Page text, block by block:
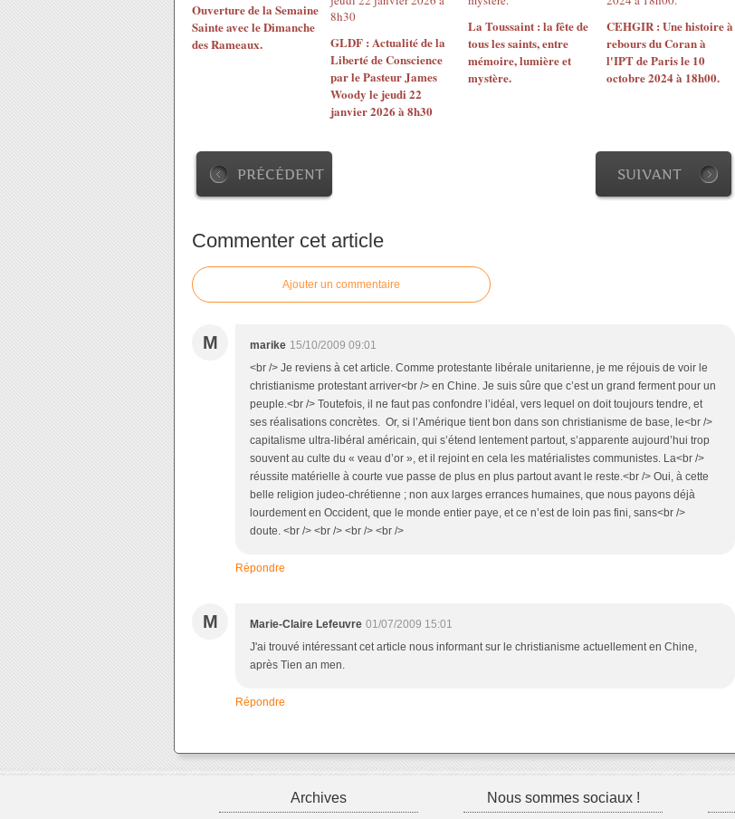
Ouverture de la Semaine
Sainte avec le Dimanche
des Rameaux.
GLDF : Actualité de la
Liberté de Conscience
par le Pasteur James
Woody le jeudi 22
janvier 2026 à 8h30
La Toussaint : la fête de
tous les saints, entre
mémoire, lumière et
mystère.
CEHGIR : Une histoire à
rebours du Coran à
l'IPT de Paris le 10
octobre 2024 à 18h00.
PRÉCÉDENT SUIVANT
Commenter cet article
Ajouter un commentaire
M marike 15/10/2009 09:01
<br /> Je reviens à cet article. Comme protestante libérale unitarienne, je me réjouis de voir le
christianisme protestant arriver<br /> en Chine. Je suis sûre que c’est un grand ferment pour un
peuple.<br /> Toutefois, il ne faut pas confondre l’idéal, vers lequel on doit toujours tendre, et
ses réalisations concrètes. Or, si l’Amérique tient bon dans son christianisme de base, le<br />
capitalisme ultra-libéral américain, qui s’étend lentement partout, s’apparente aujourd’hui trop
souvent au culte du « veau d’or », et il rejoint en cela les matérialistes communistes. La<br />
réussite matérielle à courte vue passe de plus en plus partout avant le reste.<br /> Oui, à cette
belle religion judeo-chrétienne ; non aux larges errances humaines, que nous payons déjà
lourdement en Occident, que le monde entier paye, et ce n’est de loin pas fini, sans<br />
doute. <br /> <br /> <br /> <br />
Répondre
M Marie-Claire Lefeuvre 01/07/2009 15:01
J'ai trouvé intéressant cet article nous informant sur le christianisme actuellement en Chine,
après Tien an men.
Répondre
Archives Nous sommes sociaux !